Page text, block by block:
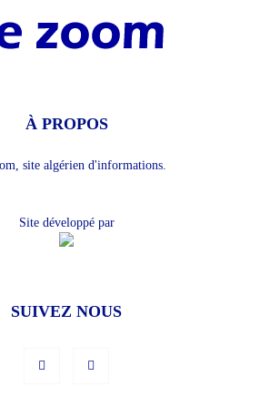
À PROPOS
site algérien d'informations.
Site développé par
SUIVEZ NOUS